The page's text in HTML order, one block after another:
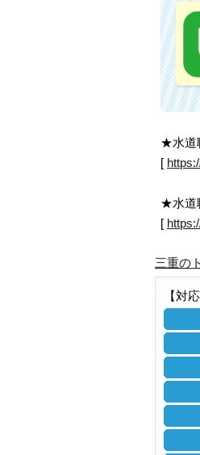
★水道
[
★水道
[
三重の
【対